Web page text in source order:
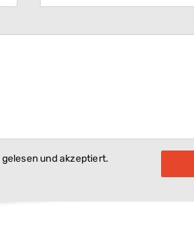
gelesen und akzeptiert.